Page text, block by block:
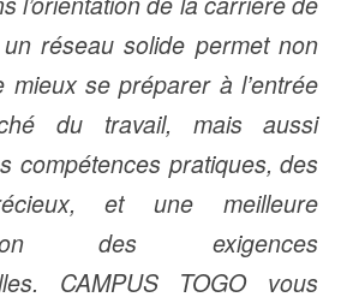
réseau solide permet non
mieux se préparer à l’entrée
du travail, mais aussi
compétences pratiques, des
et une meilleure
des exigences
CAMPUS TOGO vous